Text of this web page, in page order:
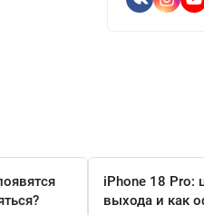
iPhone 18 Pro:
выхода и как